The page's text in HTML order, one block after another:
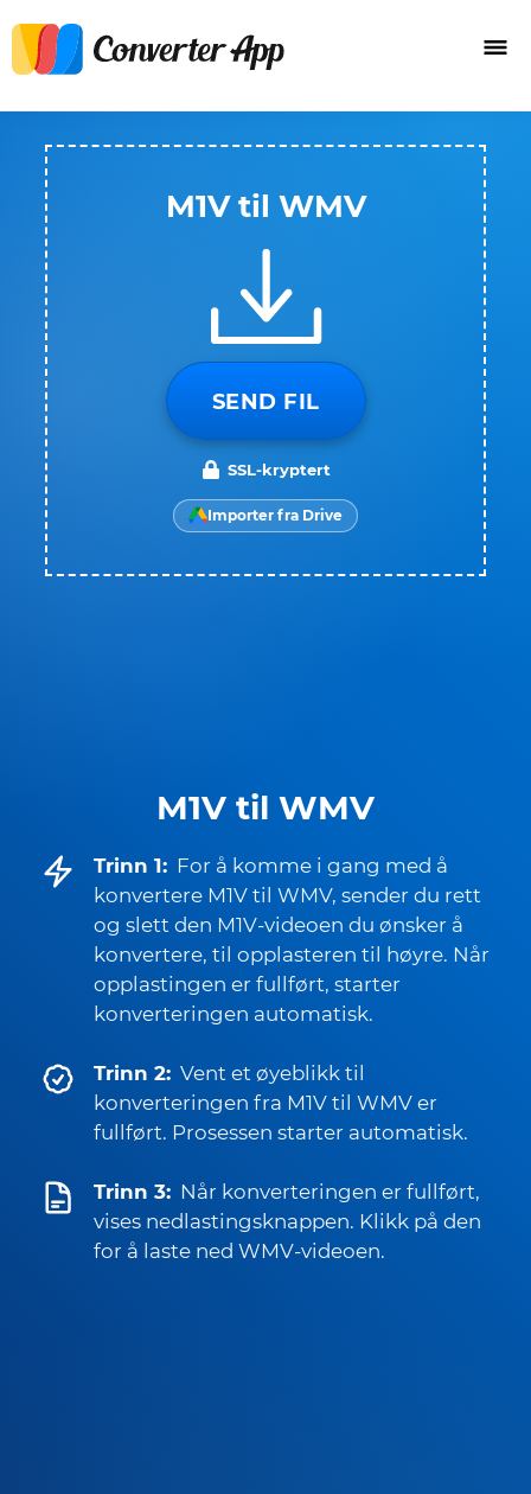
M1V til WMV
Trinn 1: For å komme i gang med å
konvertere M1V til WMV, sender du rett
og slett den M1V-videoen du ønsker å
konvertere, til opplasteren til høyre. Når
opplastingen er fullført, starter
konverteringen automatisk.
Trinn 2: Vent et øyeblikk til
konverteringen fra M1V til WMV er
fullført. Prosessen starter automatisk.
Trinn 3: Når konverteringen er fullført,
vises nedlastingsknappen. Klikk på den
for å laste ned WMV-videoen.
M1V til WMV
SEND FIL
SSL-kryptert
Importer fra Drive